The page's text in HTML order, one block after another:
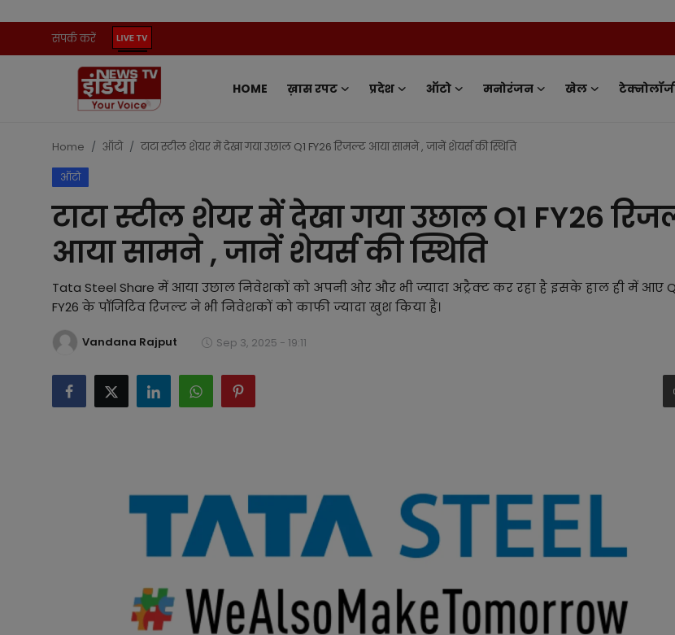
News
संपर्क करें
HOME ख़ास रपट प्रदेश ऑटो मनोरंजन खेल
संपर्क करें
ख़ास रपट
मनोरंजन
टेक्नोलॉजी
Home ऑटो टाटा स्टील शेयर में देखा गया उछाल Q1 FY26 रिजल्ट आया सामने , जानें शेयर्स की स्थिति
ऑटो
टाटा स्टील शेयर में देखा गया उछाल Q1 FY26
आया सामने , जानें शेयर्स की स्थिति
Tata Steel Share में आया उछाल निवेशकों को अपनी ओर और भी ज्यादा अट्रैक्ट कर रहा है इसके हाल ही में आए
FY26 के पॉजिटिव रिजल्ट ने भी निवेशकों को काफी ज्यादा खुश किया है।
Vandana Rajput Sep 3, 2025 - 19:11